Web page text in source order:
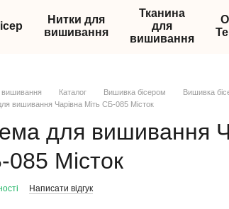
Нитки для
вишивання
Тканина
для
вишивання
вишивання Каталог Вишивка бісером
Вишивка
вишивання Чарівна Міть СБ-085 Місток
для вишивання
Місток
Написати відгук